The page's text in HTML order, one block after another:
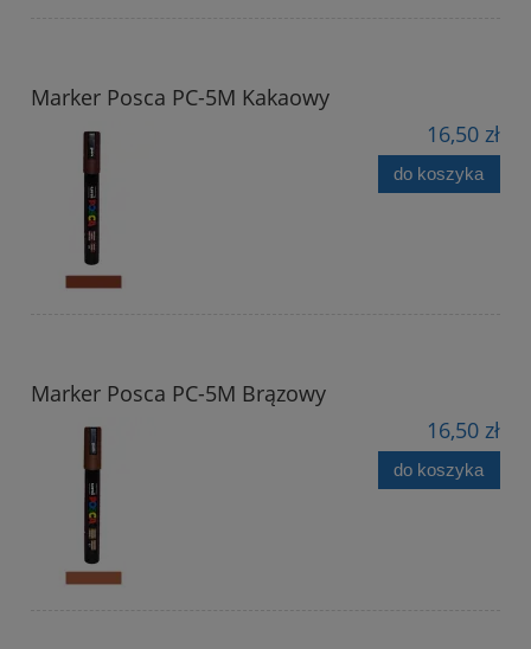
Marker Posca PC-5M Kakaowy
16,50 zł
do koszyka
Marker Posca PC-5M Brązowy
16,50 zł
do koszyka